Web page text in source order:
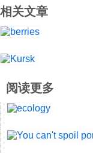
科技
社会
文化
历史
相关文章
阅读更多